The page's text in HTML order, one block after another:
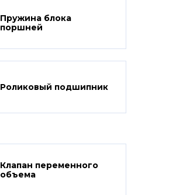
Пружина блока
поршней
Роликовый подшипник
Клапан переменного
объема